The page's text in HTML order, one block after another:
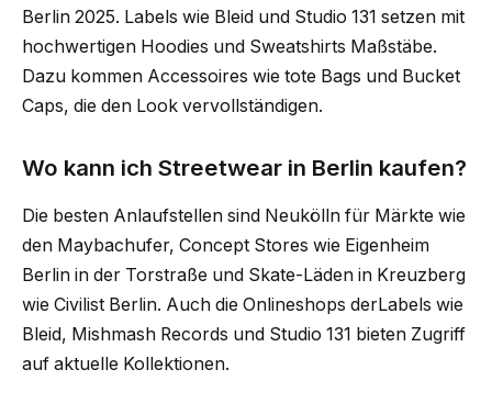
Berlin 2025. Labels wie Bleid und Studio 131 setzen mit
hochwertigen Hoodies und Sweatshirts Maßstäbe.
Dazu kommen Accessoires wie tote Bags und Bucket
Caps, die den Look vervollständigen.
Wo kann ich Streetwear in Berlin kaufen?
Die besten Anlaufstellen sind Neukölln für Märkte wie
den Maybachufer, Concept Stores wie Eigenheim
Berlin in der Torstraße und Skate-Läden in Kreuzberg
wie Civilist Berlin. Auch die Onlineshops derLabels wie
Bleid, Mishmash Records und Studio 131 bieten Zugriff
auf aktuelle Kollektionen.